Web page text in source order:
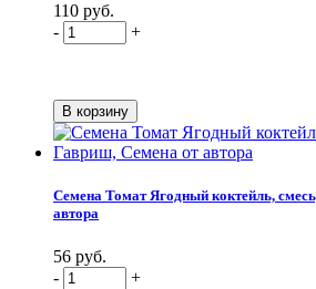
110 руб.
-
+
Семена Томат Ягодный коктейль,
автора
56 руб.
-
+